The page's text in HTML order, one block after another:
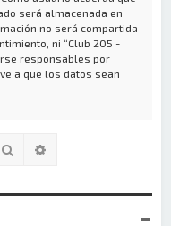
será almacenada en
no será compartida
ni “Club 205 -
responsables por
a que los datos sean
Buscar